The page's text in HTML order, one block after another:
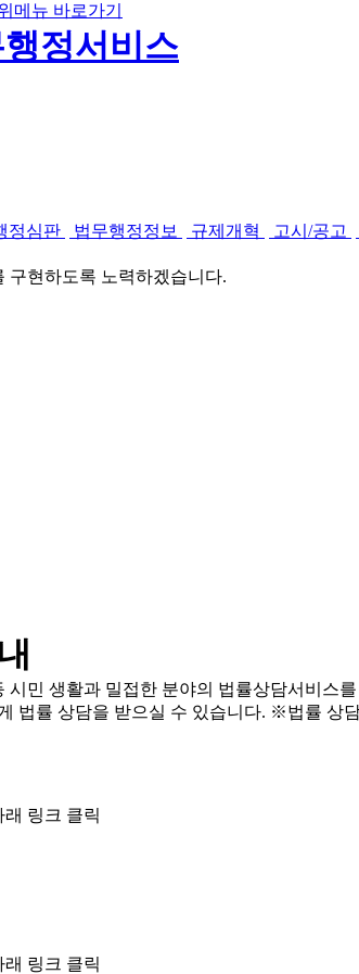
메뉴 바로가기
정심판 법무행정정보 규제개혁 고시/공고
구현하도록 노력하겠습니다.
링크 클릭
링크 클릭